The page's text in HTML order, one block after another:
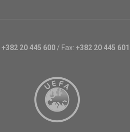
+382 20 445 600 / Fax: +382 20 445 601